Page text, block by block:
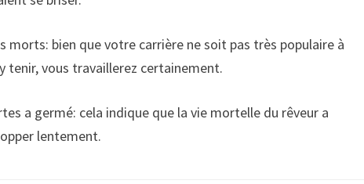
morts: bien que votre carrière ne soit pas très populaire à
tenir, vous travaillerez certainement.
a germé: cela indique que la vie mortelle du rêveur a
lentement.